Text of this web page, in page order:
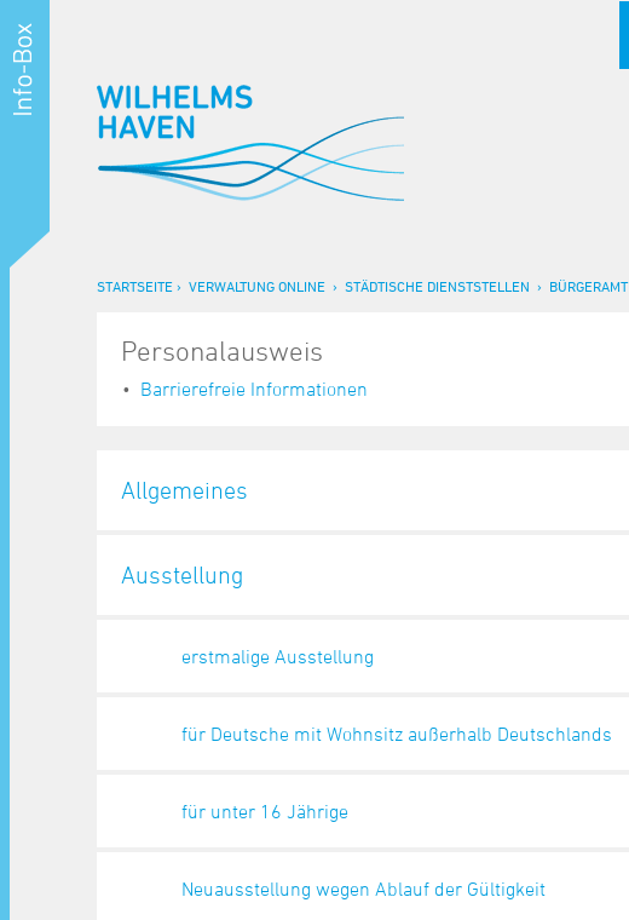
STARTSEITE VERWALTUNG ONLINE STÄDTISCHE DIENSTSTELLEN BÜRGERAMT
Personalausweis
Barrierefreie Informationen
Allgemeines
Ausstellung
erstmalige Ausstellung
für Deutsche mit Wohnsitz außerhalb Deutschlands
für unter 16 Jährige
Neuausstellung wegen Ablauf der Gültigkeit